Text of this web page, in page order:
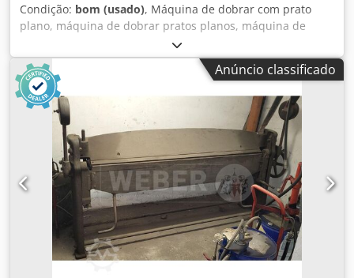
Condição: bom (usado), Máquina de dobrar com prato
plano, máquina de dobrar pratos planos, máquina de
dobrar perfis, máquina de dobrar, máquina de dobrar
ângulos, máquina de dobrar tubos, curvadora de anéis,
formadora de anéis - Diâmetro do prato plano: 1330 mm -
Diâmetro do disco fixado: 775 mm - Sob consulta: outros
discos podem ser fabricados - Potência do motor de
engrenagens: 1,5 kW - Velocidade de rotação: 86 rpm
Dedpfx Amsfg Th Aefjck - Dimensões: 2440/1330/H1400
mm - Peso: 1420 kg
Anúncio classificado